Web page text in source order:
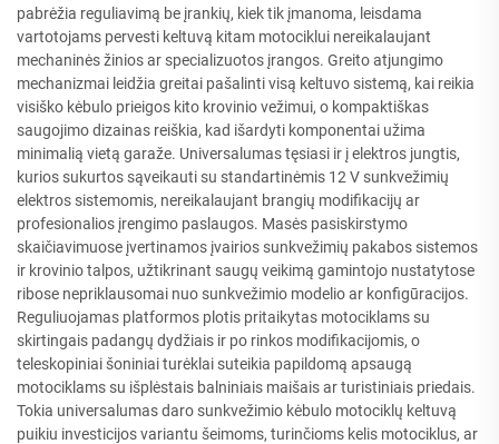
pabrėžia reguliavimą be įrankių, kiek tik įmanoma, leisdama
vartotojams pervesti keltuvą kitam motociklui nereikalaujant
mechaninės žinios ar specializuotos įrangos. Greito atjungimo
mechanizmai leidžia greitai pašalinti visą keltuvo sistemą, kai reikia
visiško kėbulo prieigos kito krovinio vežimui, o kompaktiškas
saugojimo dizainas reiškia, kad išardyti komponentai užima
minimalią vietą garaže. Universalumas tęsiasi ir į elektros jungtis,
kurios sukurtos sąveikauti su standartinėmis 12 V sunkvežimių
elektros sistemomis, nereikalaujant brangių modifikacijų ar
profesionalios įrengimo paslaugos. Masės pasiskirstymo
skaičiavimuose įvertinamos įvairios sunkvežimių pakabos sistemos
ir krovinio talpos, užtikrinant saugų veikimą gamintojo nustatytose
ribose nepriklausomai nuo sunkvežimio modelio ar konfigūracijos.
Reguliuojamas platformos plotis pritaikytas motociklams su
skirtingais padangų dydžiais ir po rinkos modifikacijomis, o
teleskopiniai šoniniai turėklai suteikia papildomą apsaugą
motociklams su išplėstais balniniais maišais ar turistiniais priedais.
Tokia universalumas daro sunkvežimio kėbulo motociklų keltuvą
puikiu investicijos variantu šeimoms, turinčioms kelis motociklus, ar